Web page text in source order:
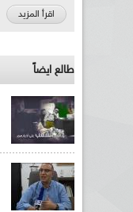
اقرأ المزيد
طالع ايضاً